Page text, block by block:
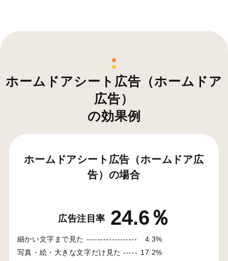
ホームドアシート広告（ホームドア
広告）
の効果例
ホームドアシート広告（ホームドア広
告）の場合
広告注目率 24.6％
細かい文字まで見た ------------------
4.3%
写真・絵・大きな文字だけ見た ----- 17.2%